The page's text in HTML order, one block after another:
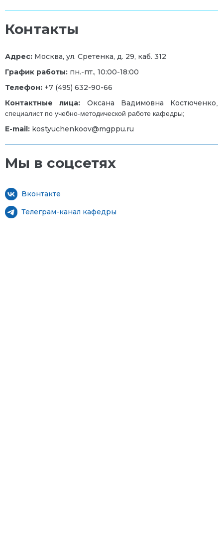
Контакты
Адрес: Москва, ул. Сретенка, д. 29, каб. 312
График работы: пн.-пт., 10:00-18:00
Телефон: +7 (495) 632-90-66
Контактные лица: Оксана Вадимовна Костюченко
специалист по учебно-методической работе кафедры;
E-mail: kostyuchenkoov@mgppu.ru
Мы в соцсетях
Вконтакте
Телеграм-канал кафедры